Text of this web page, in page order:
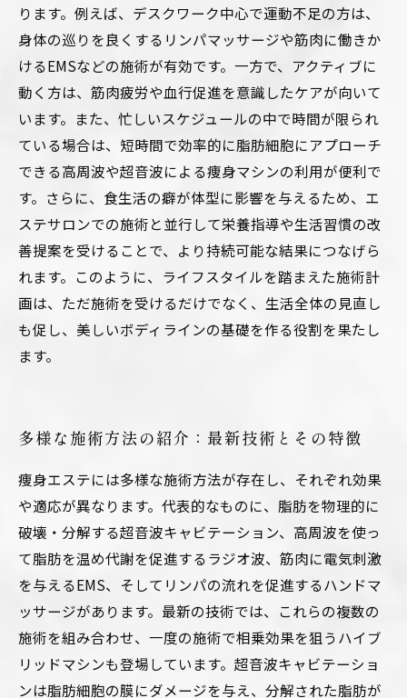
ります。例えば、デスクワーク中心で運動不足の方は、
身体の巡りを良くするリンパマッサージや筋肉に働きか
けるEMSなどの施術が有効です。一方で、アクティブに
動く方は、筋肉疲労や血行促進を意識したケアが向いて
います。また、忙しいスケジュールの中で時間が限られ
ている場合は、短時間で効率的に脂肪細胞にアプローチ
できる高周波や超音波による痩身マシンの利用が便利で
す。さらに、食生活の癖が体型に影響を与えるため、エ
ステサロンでの施術と並行して栄養指導や生活習慣の改
善提案を受けることで、より持続可能な結果につなげら
れます。このように、ライフスタイルを踏まえた施術計
画は、ただ施術を受けるだけでなく、生活全体の見直し
も促し、美しいボディラインの基礎を作る役割を果たし
ます。
多様な施術方法の紹介：最新技術とその特徴
痩身エステには多様な施術方法が存在し、それぞれ効果
や適応が異なります。代表的なものに、脂肪を物理的に
破壊・分解する超音波キャビテーション、高周波を使っ
て脂肪を温め代謝を促進するラジオ波、筋肉に電気刺激
を与えるEMS、そしてリンパの流れを促進するハンドマ
ッサージがあります。最新の技術では、これらの複数の
施術を組み合わせ、一度の施術で相乗効果を狙うハイブ
リッドマシンも登場しています。超音波キャビテーショ
ンは脂肪細胞の膜にダメージを与え、分解された脂肪が